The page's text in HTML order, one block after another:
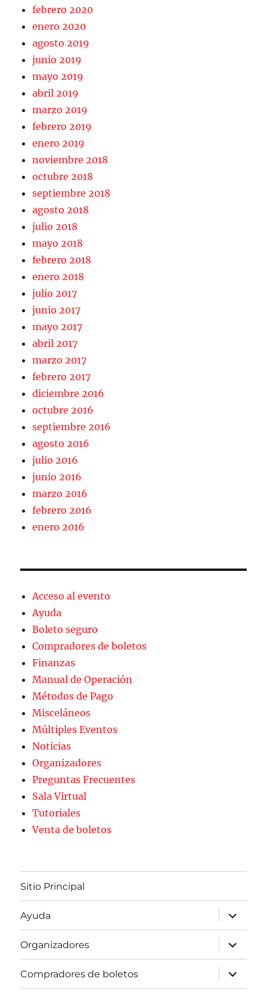
febrero 2020
enero 2020
agosto 2019
junio 2019
mayo 2019
abril 2019
marzo 2019
febrero 2019
enero 2019
noviembre 2018
octubre 2018
septiembre 2018
agosto 2018
julio 2018
mayo 2018
febrero 2018
enero 2018
julio 2017
junio 2017
mayo 2017
abril 2017
marzo 2017
febrero 2017
diciembre 2016
octubre 2016
septiembre 2016
agosto 2016
julio 2016
junio 2016
marzo 2016
febrero 2016
enero 2016
Acceso al evento
Ayuda
Boleto seguro
Compradores de boletos
Finanzas
Manual de Operación
Métodos de Pago
Misceláneos
Múltiples Eventos
Noticias
Organizadores
Preguntas Frecuentes
Sala Virtual
Tutoriales
Venta de boletos
Sitio Principal
Ayuda
expande
el
menú
inferior
Organizadores
expande
el
menú
inferior
Compradores de boletos
expande
el
menú